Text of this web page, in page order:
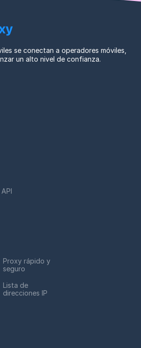
se conectan a operadores móviles,
un alto nivel de confianza.
Proxy rápido y
seguro
Lista de
direcciones IP